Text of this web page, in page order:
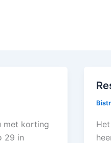
met korting
29 in